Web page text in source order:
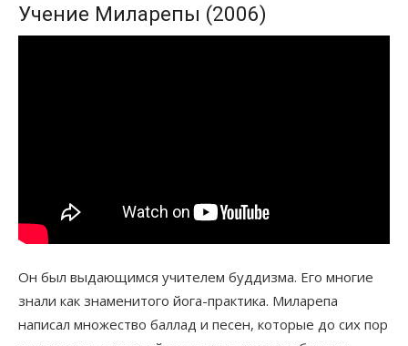
Учение Миларепы (2006)
Он был выдающимся учителем буддизма. Его многие
знали как знаменитого йога-практика. Миларепа
написал множество баллад и песен, которые до сих пор